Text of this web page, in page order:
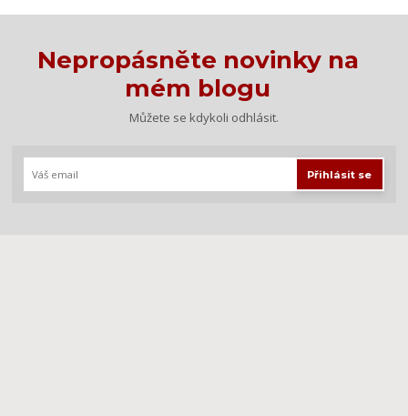
Nepropásněte novinky na
mém blogu
Můžete se kdykoli odhlásit.
Přihlásit se